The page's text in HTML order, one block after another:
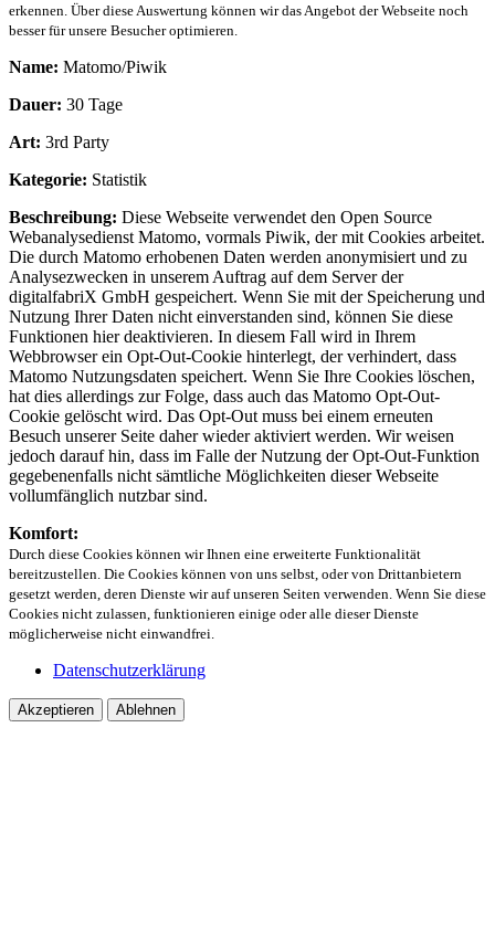
erkennen. Über diese Auswertung können wir das Angebot der Webseite noch
besser für unsere Besucher optimieren.
Name: Matomo/Piwik
Dauer: 30 Tage
Art: 3rd Party
Kategorie: Statistik
Beschreibung: Diese Webseite verwendet den Open Source
Webanalysedienst Matomo, vormals Piwik, der mit Cookies arbeitet.
Die durch Matomo erhobenen Daten werden anonymisiert und zu
Analysezwecken in unserem Auftrag auf dem Server der
digitalfabriX GmbH gespeichert. Wenn Sie mit der Speicherung und
Nutzung Ihrer Daten nicht einverstanden sind, können Sie diese
Funktionen hier deaktivieren. In diesem Fall wird in Ihrem
Webbrowser ein Opt-Out-Cookie hinterlegt, der verhindert, dass
Matomo Nutzungsdaten speichert. Wenn Sie Ihre Cookies löschen,
hat dies allerdings zur Folge, dass auch das Matomo Opt-Out-
Cookie gelöscht wird. Das Opt-Out muss bei einem erneuten
Besuch unserer Seite daher wieder aktiviert werden. Wir weisen
jedoch darauf hin, dass im Falle der Nutzung der Opt-Out-Funktion
gegebenenfalls nicht sämtliche Möglichkeiten dieser Webseite
vollumfänglich nutzbar sind.
Komfort:
Durch diese Cookies können wir Ihnen eine erweiterte Funktionalität
bereitzustellen. Die Cookies können von uns selbst, oder von Drittanbietern
gesetzt werden, deren Dienste wir auf unseren Seiten verwenden. Wenn Sie diese
Cookies nicht zulassen, funktionieren einige oder alle dieser Dienste
möglicherweise nicht einwandfrei.
Datenschutzerklärung
Akzeptieren Ablehnen